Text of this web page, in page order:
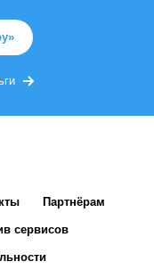
Партнёрам
сервисов